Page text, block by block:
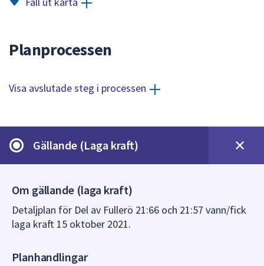
Planprocessen
Visa avslutade steg i processen
Gällande (Laga kraft)
Om gällande (laga kraft)
Detaljplan för Del av Fullerö 21:66 och 21:57 vann/fick
laga kraft 15 oktober 2021.
Planhandlingar